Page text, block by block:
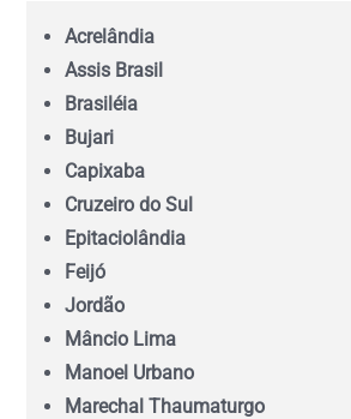
Acrelândia
Assis Brasil
Brasiléia
Bujari
Capixaba
Cruzeiro do Sul
Epitaciolândia
Feijó
Jordão
Mâncio Lima
Manoel Urbano
Marechal Thaumaturgo